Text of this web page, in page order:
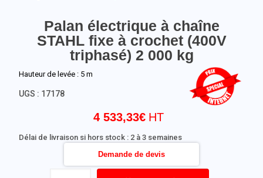
Palan électrique à chaîne
STAHL fixe à crochet (400V
triphasé) 2 000 kg
4 533,33€
Délai de livraison si hors stock : 2 à 3 semaines
Hauteur de levée : 5 m
Demande de devis
UGS : 17178